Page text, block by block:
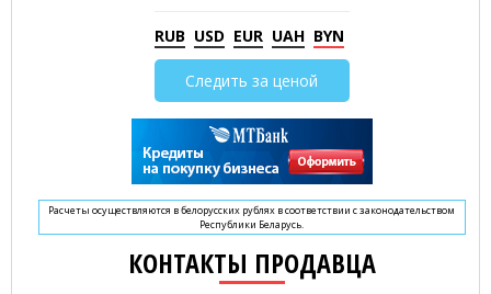
RUB USD EUR UAH BYN
Следить за ценой
Расчеты осуществляются в белорусских рублях в соответствии с законодательством
Республики Беларусь.
КОНТАКТЫ ПРОДАВЦА